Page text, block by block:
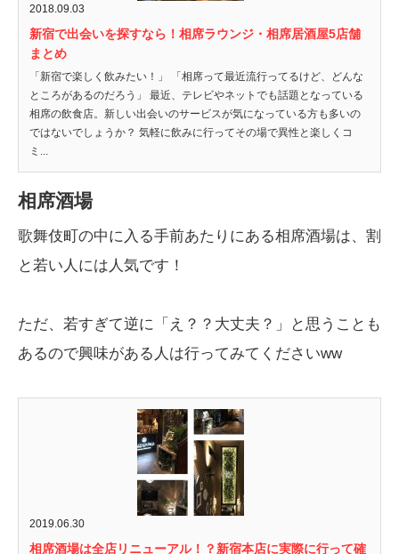
2018.09.03
新宿で出会いを探すなら！相席ラウンジ・相席居酒屋5店舗
まとめ
「新宿で楽しく飲みたい！」 「相席って最近流行ってるけど、どんな
ところがあるのだろう」 最近、テレビやネットでも話題となっている
相席の飲食店。新しい出会いのサービスが気になっている方も多いの
ではないでしょうか？ 気軽に飲みに行ってその場で異性と楽しくコ
ミ...
相席酒場
歌舞伎町の中に入る手前あたりにある相席酒場は、割
と若い人には人気です！
ただ、若すぎて逆に「え？？大丈夫？」と思うことも
あるので興味がある人は行ってみてくださいww
2019.06.30
相席酒場は全店リニューアル！？新宿本店に実際に行って確